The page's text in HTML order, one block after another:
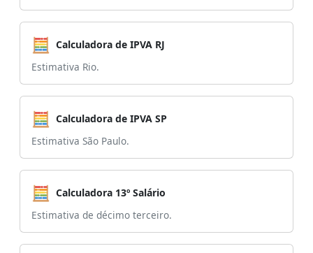
🧮 Calculadora de IPVA RJ
Estimativa Rio.
🧮 Calculadora de IPVA SP
Estimativa São Paulo.
🧮 Calculadora 13º Salário
Estimativa de décimo terceiro.